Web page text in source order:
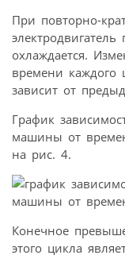
При повторно-
охлаждается.
времени каждого
зависит от
График
машины от
на рис. 4.
Конечное
этого цикла